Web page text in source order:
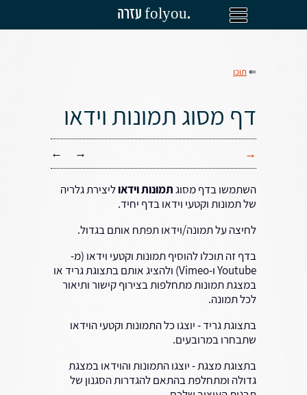
עזרה folyou.
⇐ תוכן
דף מסוג תמונות וידאו
→
→
←
השתמשו בדף מסוגתמונות וידאוליצירת גלריה
של תמונות וקטעי וידאו בדף יחיד.
לחיצה על תמונה/וידאו תפתח אותם בגדול.
בדף זה תוכלו להוסיף תמונות וקטעי וידאו (מ-
Youtube ו-Vimeo) ולהציג אותם בתצוגת גריד או
במצגת תמונות מתחלפות בצירוף קישור ותיאור
לכל תמונה.
בתצוגת גריד - יוצגו כל התמונות וקטעי הוידאו
שתבחרו במרובעים.
בתצוגת מצגת - יוצגו התמונות והוידאו במצגת
גדולה ומתחלפת בהתאם להגדרות הסגנון של